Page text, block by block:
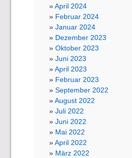
April 2024
Februar 2024
Januar 2024
Dezember 2023
Oktober 2023
Juni 2023
April 2023
Februar 2023
September 2022
August 2022
Juli 2022
Juni 2022
Mai 2022
April 2022
März 2022